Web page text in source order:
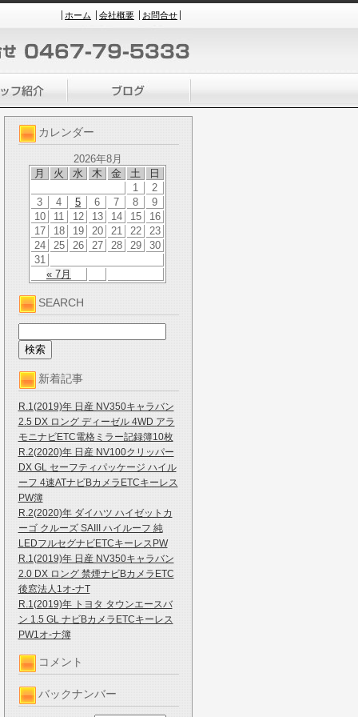
ホーム 会社概要 お問合せ
カレンダー
2026年8月
月
火 水 木 金 土 日
« 7月
1
2
3
4 5 6 7 8
9
10
11 12 13 14 15
16
17
18 19 20 21 22
23
24
25 26 27 28 29
30
31
SEARCH
新着記事
R.1(2019)年 日産 NV350キャラバン
2.5 DX ロング ディーゼル 4WD アラ
モニナビETC電格ミラー記録簿10枚
R.2(2020)年 日産 NV100クリッパー
DX GL セーフティパッケージ ハイル
ーフ 4速ATナビBカメラETCキーレス
PW簿
R.2(2020)年 ダイハツ ハイゼットカ
ーゴ クルーズ SAIII ハイルーフ 純
LEDフルセグナビETCキーレスPW
R.1(2019)年 日産 NV350キャラバン
2.0 DX ロング 禁煙ナビBカメラETC
後窓法人1オ-ナT
R.1(2019)年 トヨタ タウンエースバ
ン 1.5 GL ナビBカメラETCキーレス
PW1オ-ナ簿
コメント
バックナンバー